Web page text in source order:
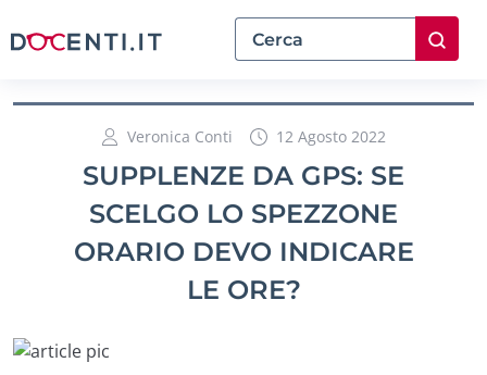
Veronica Conti 12 Agosto 2022
SUPPLENZE DA GPS: SE
SCELGO LO SPEZZONE
ORARIO DEVO INDICARE
LE ORE?